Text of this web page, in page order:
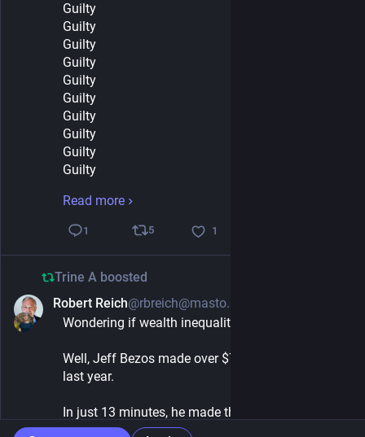
Guilty
Guilty
Guilty
Guilty
Guilty
Guilty
Guilty
Guilty
Guilty
Guilty
Guilty
Guilty
Guilty
Guilty
Guilty
Guilty
Guilty
Guilty
Guilty
Guilty
Read more
1 5 1
Trine A boosted
Robert Reich@rbreich@masto.ai
Wondering if wealth inequality is out of control?
Well, Jeff Bezos made over $7.9 million an hour
last year.
In just 13 minutes, he made the equivalent of what
a typical person earns in a lifetime.